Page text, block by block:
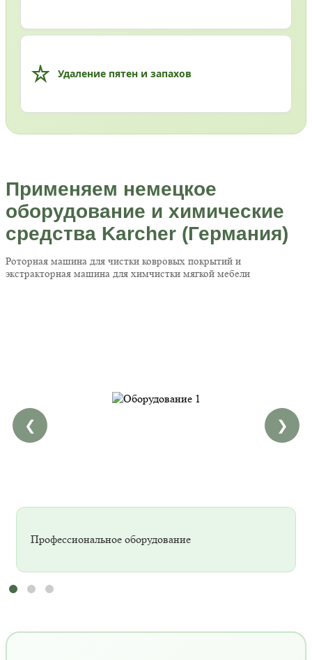
Удаление пятен и запахов
Применяем немецкое
оборудование и химические
средства Karcher (Германия)
Роторная машина для чистки ковровых покрытий и
экстракторная машина для химчистки мягкой мебели
Профессиональное оборудование
❮ ❯